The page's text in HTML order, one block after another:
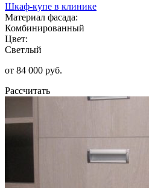
Шкаф-купе в клинике
Материал фасада:
Комбинированный
Цвет:
Светлый
от 84 000 руб.
Рассчитать